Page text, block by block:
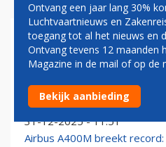
A400M
Spanje maakt uitzondering:
technologie gebruiken
31-12-2025 - 11:51
Airbus A400M breekt
Ontvang een jaar lang 30%
Luchtvaartnieuws en
toegang tot al het nieuws en
Ontvang tevens 12 maanden
Magazine in de mail of op de
Bekijk aanbieding